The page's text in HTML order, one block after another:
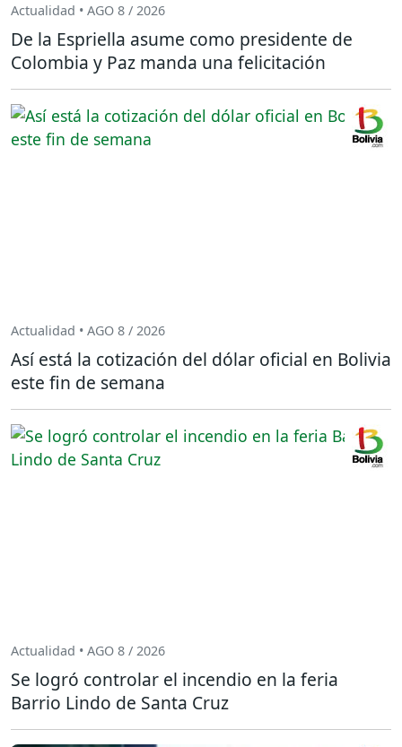
Actualidad • AGO 8 / 2026
De la Espriella asume como presidente de
Colombia y Paz manda una felicitación
Actualidad • AGO 8 / 2026
Así está la cotización del dólar oficial en Bolivia
este fin de semana
Actualidad • AGO 8 / 2026
Se logró controlar el incendio en la feria
Barrio Lindo de Santa Cruz